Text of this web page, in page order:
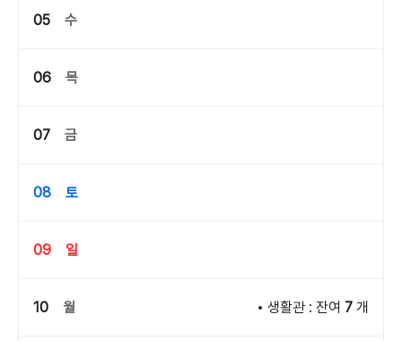
05 수
06 목
07 금
08 토
09 일
10 월 생활관 : 잔여 7 개